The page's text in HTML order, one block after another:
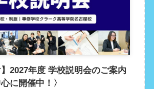
】2027年度 学校説明会のご案内
に開催中！〉